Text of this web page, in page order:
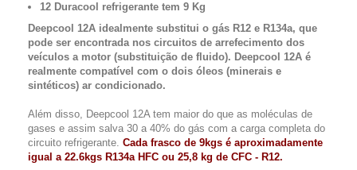
12 Duracool refrigerante tem 9 Kg
Deepcool 12A idealmente substitui o gás R12 e R134a, que
pode ser encontrada nos circuitos de arrefecimento dos
veículos a motor (substituição de fluido). Deepcool 12A é
realmente compatível com o dois óleos (minerais e
sintéticos) ar condicionado.
Além disso, Deepcool 12A tem maior do que as moléculas de
gases e assim salva 30 a 40% do gás com a carga completa do
circuito refrigerante. Cada frasco de 9kgs é aproximadamente
igual a 22.6kgs R134a HFC ou 25,8 kg de CFC - R12.